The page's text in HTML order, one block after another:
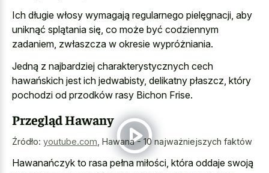
Ich długie włosy wymagają regularnego pielęgnacji, aby
uniknąć splątania się, co może być codziennym
zadaniem, zwłaszcza w okresie wypróżniania.
Jedną z najbardziej charakterystycznych cech
hawańskich jest ich jedwabisty, delikatny płaszcz, który
pochodzi od przodków rasy Bichon Frise.
Przegląd Hawany
Źródło: youtube.com Hawana - 10 najważniejszych faktów
Hawanańczyk to rasa pełna miłości, która oddaje swoją